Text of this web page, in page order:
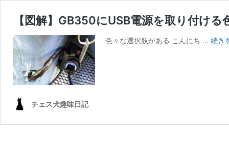
【図解】GB350にUSB電源を取り付ける
色々な選択肢がある こんにち … 続き
チェス犬趣味日記